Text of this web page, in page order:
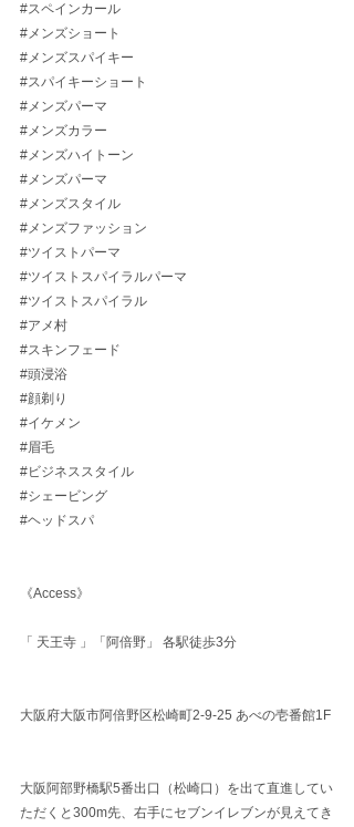
#スペインカール
#メンズショート
#メンズスパイキー
#スパイキーショート
#メンズパーマ
#メンズカラー
#メンズハイトーン
#メンズパーマ
#メンズスタイル
#メンズファッション
#ツイストパーマ
#ツイストスパイラルパーマ
#ツイストスパイラル
#アメ村
#スキンフェード
#頭浸浴
#顔剃り
#イケメン
#眉毛
#ビジネススタイル
#シェービング
#ヘッドスパ
《Access》
「 天王寺 」「阿倍野」 各駅徒歩3分
大阪府大阪市阿倍野区松崎町2-9-25 あべの壱番館1F
大阪阿部野橋駅5番出口（松崎口）を出て直進してい
ただくと300m先、右手にセブンイレブンが見えてき